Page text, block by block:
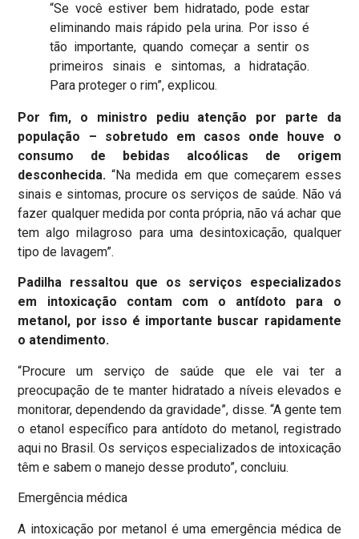
“Se você estiver bem hidratado, pode estar
eliminando mais rápido pela urina. Por isso é
tão importante, quando começar a sentir os
primeiros sinais e sintomas, a hidratação.
Para proteger o rim”, explicou.
Por fim, o ministro pediu atenção por parte da
população – sobretudo em casos onde houve o
consumo de bebidas alcoólicas de origem
desconhecida. “Na medida em que começarem esses
sinais e sintomas, procure os serviços de saúde. Não vá
fazer qualquer medida por conta própria, não vá achar que
tem algo milagroso para uma desintoxicação, qualquer
tipo de lavagem”.
Padilha ressaltou que os serviços especializados
em intoxicação contam com o antídoto para o
metanol, por isso é importante buscar rapidamente
o atendimento.
“Procure um serviço de saúde que ele vai ter a
preocupação de te manter hidratado a níveis elevados e
monitorar, dependendo da gravidade”, disse. “A gente tem
o etanol específico para antídoto do metanol, registrado
aqui no Brasil. Os serviços especializados de intoxicação
têm e sabem o manejo desse produto”, concluiu.
Emergência médica
A intoxicação por metanol é uma emergência médica de